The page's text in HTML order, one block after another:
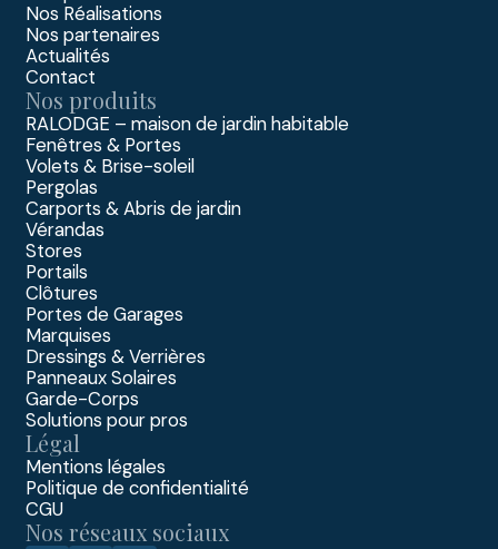
Nos Réalisations
Nos partenaires
Actualités
Contact
Nos produits
RALODGE – maison de jardin habitable
Fenêtres & Portes
Volets & Brise-soleil
Pergolas
Carports & Abris de jardin
Vérandas
Stores
Portails
Clôtures
Portes de Garages
Marquises
Dressings & Verrières
Panneaux Solaires
Garde-Corps
Solutions pour pros
Légal
Mentions légales
Politique de confidentialité
CGU
Nos réseaux sociaux